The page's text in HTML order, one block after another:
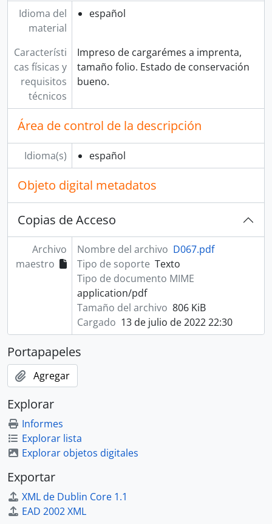
Idioma del
material
español
Característi
cas físicas y
requisitos
técnicos
Impreso de cargarémes a imprenta,
tamaño folio. Estado de conservación
bueno.
Área de control de la descripción
Idioma(s) español
Objeto digital metadatos
Copias de Acceso
Archivo
maestro
Nombre del archivo D067.pdf
Tipo de soporte Texto
Tipo de documento MIME
application/pdf
Tamaño del archivo 806 KiB
Cargado 13 de julio de 2022 22:30
Portapapeles
Agregar
Explorar
Informes
Explorar lista
Explorar objetos digitales
Exportar
XML de Dublin Core 1.1
EAD 2002 XML